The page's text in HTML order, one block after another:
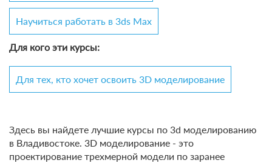
Научиться работать в 3ds Max
Для кого эти курсы:
Для тех, кто хочет освоить 3D моделирование
Здесь вы найдете лучшие курсы по 3d моделированию
в Владивостоке. 3D моделирование - это
проектирование трехмерной модели по заранее